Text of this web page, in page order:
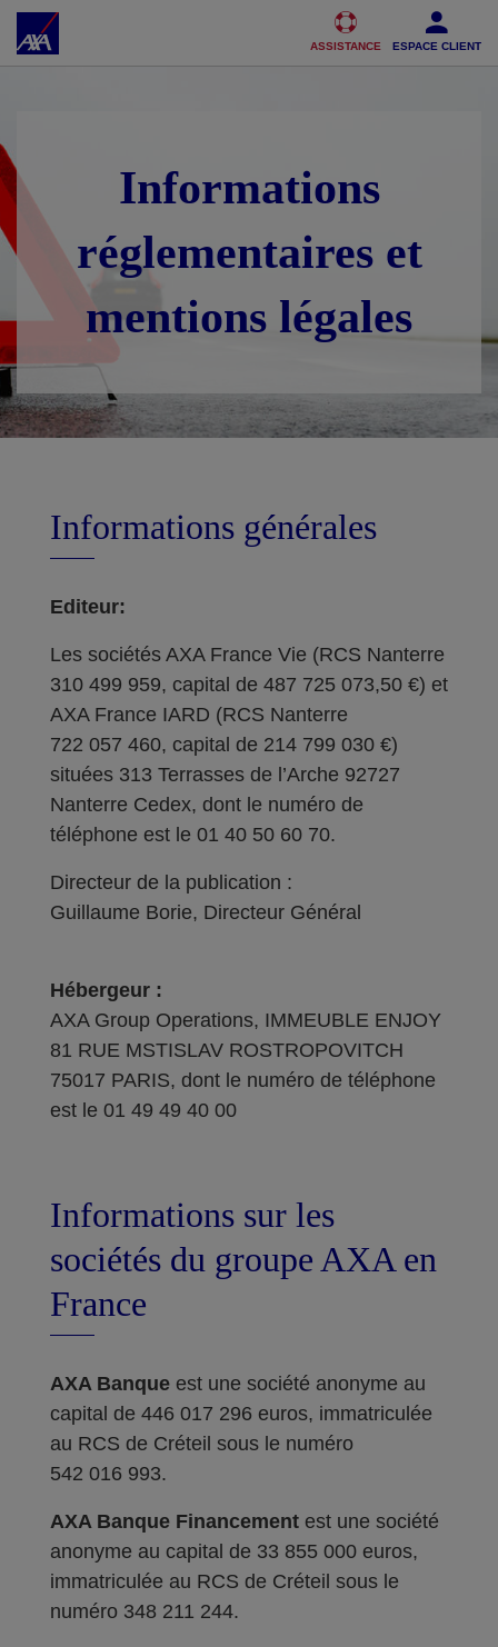
Accéder au Contenu Accéder au Pied de page
ASSISTANCE ESPACE CLIENT
Informations
réglementaires et
mentions légales
Informations générales
Editeur:
Les sociétés AXA France Vie (RCS Nanterre
310 499 959, capital de 487 725 073,50 €) et
AXA France IARD (RCS Nanterre
722 057 460, capital de 214 799 030 €)
situées 313 Terrasses de l’Arche 92727
Nanterre Cedex, dont le numéro de
téléphone est le 01 40 50 60 70.
Directeur de la publication :
Guillaume Borie, Directeur Général
Hébergeur :
AXA Group Operations, IMMEUBLE ENJOY
81 RUE MSTISLAV ROSTROPOVITCH
75017 PARIS, dont le numéro de téléphone
est le 01 49 49 40 00
Informations sur les
sociétés du groupe AXA en
France
AXA Banque est une société anonyme au
capital de 446 017 296 euros, immatriculée
au RCS de Créteil sous le numéro
542 016 993.
AXA Banque Financement est une société
anonyme au capital de 33 855 000 euros,
immatriculée au RCS de Créteil sous le
numéro 348 211 244.